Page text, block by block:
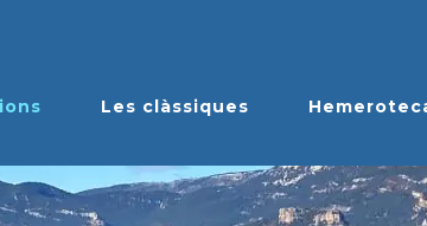
Les clàssiques